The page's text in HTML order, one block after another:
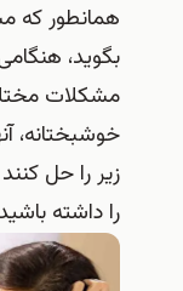
همانطور که
بگوید،
مشکلات
زیر را حل
را داشته